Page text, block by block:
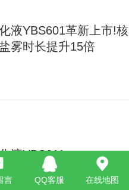
液YBS601革新上市!核
雾时长提升15倍
液YBS611
言 QQ客服 在线地图